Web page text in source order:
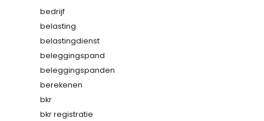
bedrijf
belasting
belastingdienst
beleggingspand
beleggingspanden
berekenen
bkr
bkr registratie